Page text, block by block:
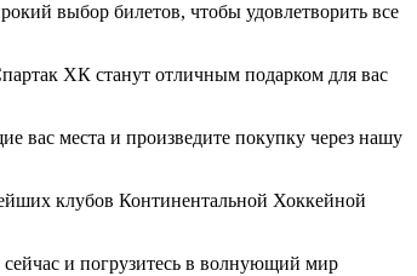
выбор билетов, чтобы удовлетворить все
ХК станут отличным подарком для вас
вас места и произведите покупку через нашу
клубов Континентальной Хоккейной
и погрузитесь в волнующий мир